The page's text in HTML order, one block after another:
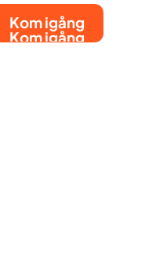
Kom igång
Kom igång